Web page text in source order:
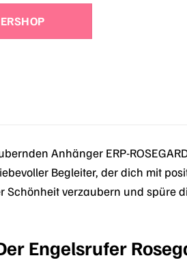
€
ist:
115,74 €.
Anhänger ERP-
Begleiter, der dich mit
verzaubern und spüre
Engelsrufer